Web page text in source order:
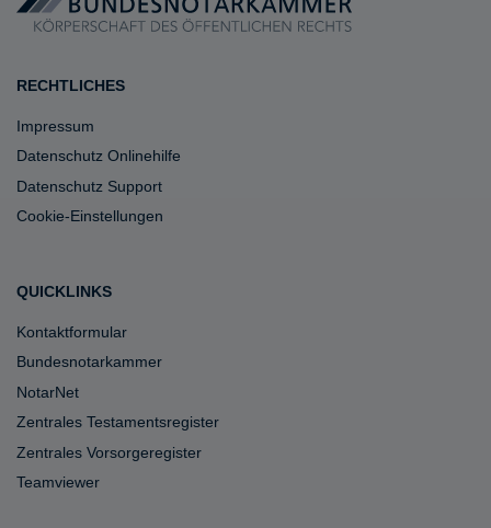
RECHTLICHES
Impressum
Datenschutz Onlinehilfe
Datenschutz Support
Cookie-Einstellungen
QUICKLINKS
Kontaktformular
Bundesnotarkammer
NotarNet
Zentrales Testamentsregister
Zentrales Vorsorgeregister
Teamviewer